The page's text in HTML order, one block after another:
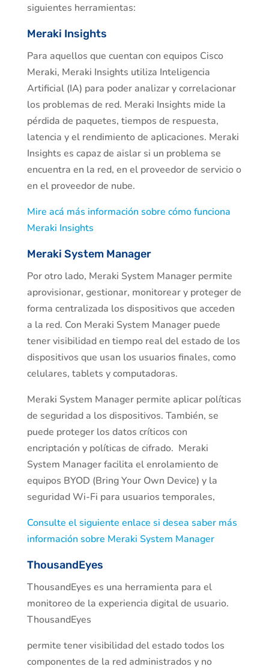
siguientes herramientas:
Meraki Insights
Para aquellos que cuentan con equipos Cisco
Meraki, Meraki Insights utiliza Inteligencia
Artificial (IA) para poder analizar y correlacionar
los problemas de red. Meraki Insights mide la
pérdida de paquetes, tiempos de respuesta,
latencia y el rendimiento de aplicaciones. Meraki
Insights es capaz de aislar si un problema se
encuentra en la red, en el proveedor de servicio o
en el proveedor de nube.
Mire acá más información sobre cómo funciona
Meraki Insights
Meraki System Manager
Por otro lado, Meraki System Manager permite
aprovisionar, gestionar, monitorear y proteger de
forma centralizada los dispositivos que acceden
a la red. Con Meraki System Manager puede
tener visibilidad en tiempo real del estado de los
dispositivos que usan los usuarios finales, como
celulares, tablets y computadoras.
Meraki System Manager permite aplicar políticas
de seguridad a los dispositivos. También, se
puede proteger los datos críticos con
encriptación y políticas de cifrado. Meraki
System Manager facilita el enrolamiento de
equipos BYOD (Bring Your Own Device) y la
seguridad Wi-Fi para usuarios temporales,
Consulte el siguiente enlace si desea saber más
información sobre Meraki System Manager
ThousandEyes
ThousandEyes es una herramienta para el
monitoreo de la experiencia digital de usuario.
ThousandEyes
permite tener visibilidad del estado todos los
componentes de la red administrados y no